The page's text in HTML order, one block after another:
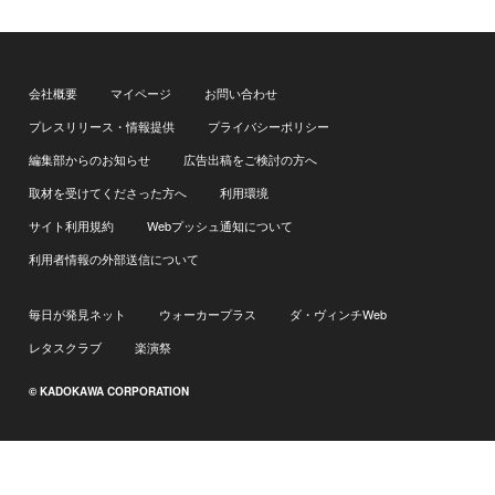
会社概要 マイページ
お問い合わせ
プレスリリース・情報提供
プライバシーポリシー
編集部からのお知らせ
広告出稿をご検討の方へ
取材を受けてくださった方へ
利用環境
サイト利用規約
Webプッシュ通知について
利用者情報の外部送信について
毎日が発見ネット ウォーカープラス
ダ・ヴィンチWeb
レタスクラブ
楽演祭
© KADOKAWA CORPORATION